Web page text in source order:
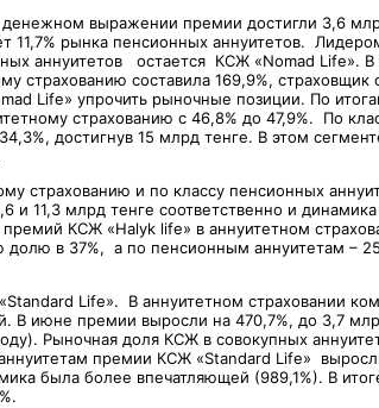
выражении премии достигли 3,6
11,7% рынка пенсионных аннуитетов.
аннуитетов остается КСЖ «Nomad Life».
страхованию составила 169,9%, страховщик
Life» упрочить рыночные позиции. По
страхованию с 46,8% до 47,9%. По
достигнув 15 млрд тенге. В этом
страхованию и по классу пенсионных
и 11,3 млрд тенге соответственно и
КСЖ «Halyk life» в аннуитетном
долю в 37%, а по пенсионным аннуитетам –
Life». В аннуитетном страховании
В июне премии выросли на 470,7%, до 3,7
Рыночная доля КСЖ в совокупных
премии КСЖ «Standard Life»
была более впечатляющей (989,1%). В